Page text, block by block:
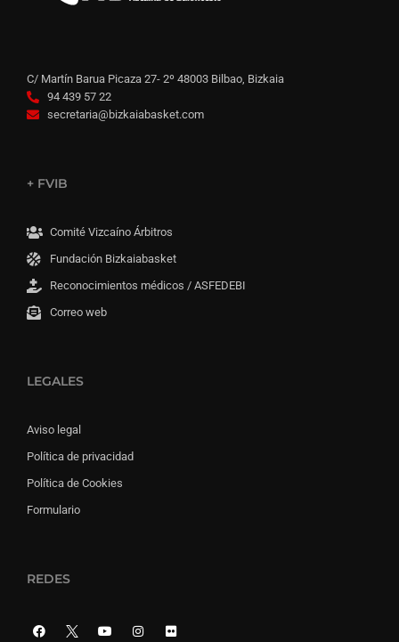
C/ Martín Barua Picaza 27- 2º 48003 Bilbao, Bizkaia
94 439 57 22
secretaria@bizkaiabasket.com
+ FVIB
Comité Vizcaíno Árbitros
Fundación Bizkaiabasket
Reconocimientos médicos / ASFEDEBI
Correo web
LEGALES
Aviso legal
Política de privacidad
Política de Cookies
Formulario
REDES